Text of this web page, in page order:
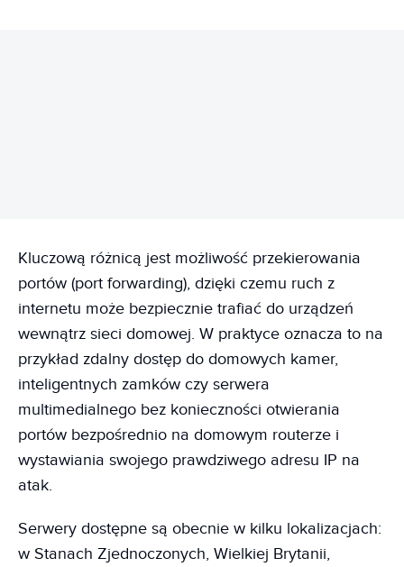
Kluczową różnicą jest możliwość przekierowania
portów (port forwarding), dzięki czemu ruch z
internetu może bezpiecznie trafiać do urządzeń
wewnątrz sieci domowej. W praktyce oznacza to na
przykład zdalny dostęp do domowych kamer,
inteligentnych zamków czy serwera
multimedialnego bez konieczności otwierania
portów bezpośrednio na domowym routerze i
wystawiania swojego prawdziwego adresu IP na
atak.
Serwery dostępne są obecnie w kilku lokalizacjach:
w Stanach Zjednoczonych, Wielkiej Brytanii,